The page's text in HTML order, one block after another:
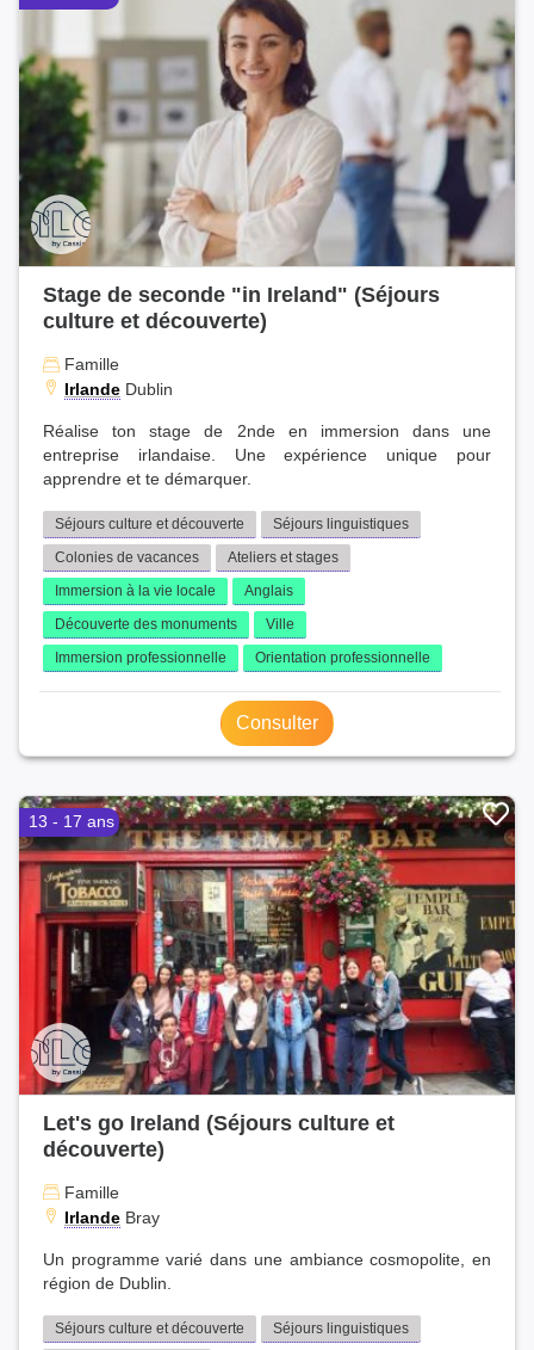
Stage de seconde "in Ireland" (Séjours
culture et découverte)
Famille
Irlande Dublin
Réalise ton stage de 2nde en immersion dans une
entreprise irlandaise. Une expérience unique pour
apprendre et te démarquer.
Séjours culture et découverte
Séjours linguistiques
Colonies de vacances
Ateliers et stages
Immersion à la vie locale
Anglais
Découverte des monuments
Ville
Immersion professionnelle
Orientation professionnelle
Consulter
13 - 17 ans
Let's go Ireland (Séjours culture et
découverte)
Famille
Irlande Bray
Un programme varié dans une ambiance cosmopolite, en
région de Dublin.
Séjours culture et découverte
Séjours linguistiques